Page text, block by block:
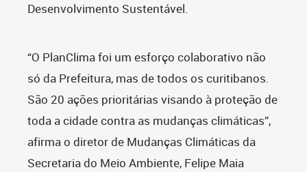
Desenvolvimento Sustentável.
“O PlanClima foi um esforço colaborativo não
só da Prefeitura, mas de todos os curitibanos.
São 20 ações prioritárias visando à proteção de
toda a cidade contra as mudanças climáticas”,
afirma o diretor de Mudanças Climáticas da
Secretaria do Meio Ambiente, Felipe Maia